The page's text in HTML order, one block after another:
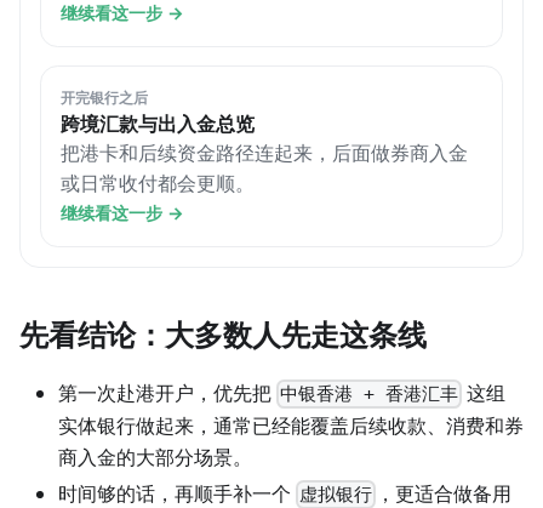
继续看这一步 →
开完银行之后
跨境汇款与出入金总览
把港卡和后续资金路径连起来，后面做券商入金
或日常收付都会更顺。
继续看这一步 →
先看结论：大多数人先走这条线
第一次赴港开户，优先把 中银香港 + 香港汇丰 这组
实体银行做起来，通常已经能覆盖后续收款、消费和券
商入金的大部分场景。
时间够的话，再顺手补一个 虚拟银行 ，更适合做备用